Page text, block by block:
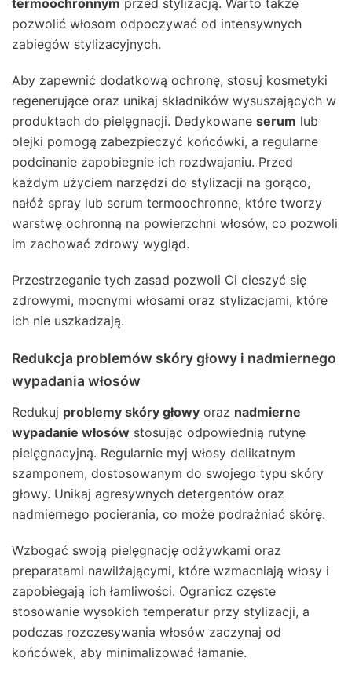
pozwolić włosom odpoczywać od intensywnych
zabiegów stylizacyjnych.
Aby zapewnić dodatkową ochronę, stosuj kosmetyki
regenerujące oraz unikaj składników wysuszających w
produktach do pielęgnacji. Dedykowane serum lub
olejki pomogą zabezpieczyć końcówki, a regularne
podcinanie zapobiegnie ich rozdwajaniu. Przed
każdym użyciem narzędzi do stylizacji na gorąco,
nałóż spray lub serum termoochronne, które tworzy
warstwę ochronną na powierzchni włosów, co pozwoli
im zachować zdrowy wygląd.
Przestrzeganie tych zasad pozwoli Ci cieszyć się
zdrowymi, mocnymi włosami oraz stylizacjami, które
ich nie uszkadzają.
Redukcja problemów skóry głowy i nadmiernego
wypadania włosów
Redukuj problemy skóry głowy oraz nadmierne
wypadanie włosów stosując odpowiednią rutynę
pielęgnacyjną. Regularnie myj włosy delikatnym
szamponem, dostosowanym do swojego typu skóry
głowy. Unikaj agresywnych detergentów oraz
nadmiernego pocierania, co może podrażniać skórę.
Wzbogać swoją pielęgnację odżywkami oraz
preparatami nawilżającymi, które wzmacniają włosy i
zapobiegają ich łamliwości. Ogranicz częste
stosowanie wysokich temperatur przy stylizacji, a
podczas rozczesywania włosów zaczynaj od
końcówek, aby minimalizować łamanie.